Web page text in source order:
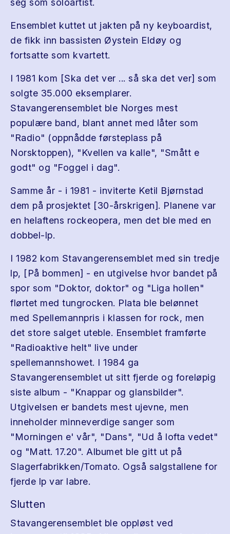
seg som soloartist.
Ensemblet kuttet ut jakten på ny keyboardist,
de fikk inn bassisten Øystein Eldøy og
fortsatte som kvartett.
I 1981 kom [Ska det ver ... så ska det ver] som
solgte 35.000 eksemplarer.
Stavangerensemblet ble Norges mest
populære band, blant annet med låter som
"Radio" (oppnådde førsteplass på
Norsktoppen), "Kvellen va kalle", "Smått e
godt" og "Foggel i dag".
Samme år - i 1981 - inviterte Ketil Bjørnstad
dem på prosjektet [30-årskrigen]. Planene var
en helaftens rockeopera, men det ble med en
dobbel-lp.
I 1982 kom Stavangerensemblet med sin tredje
lp, [På bommen] - en utgivelse hvor bandet på
spor som "Doktor, doktor" og "Liga hollen"
flørtet med tungrocken. Plata ble belønnet
med Spellemannpris i klassen for rock, men
det store salget uteble. Ensemblet framførte
"Radioaktive helt" live under
spellemannshowet. I 1984 ga
Stavangerensemblet ut sitt fjerde og foreløpig
siste album - "Knappar og glansbilder".
Utgivelsen er bandets mest ujevne, men
inneholder minneverdige sanger som
"Morningen e' vår", "Dans", "Ud å lofta vedet"
og "Matt. 17.20". Albumet ble gitt ut på
Slagerfabrikken/Tomato. Også salgstallene for
fjerde lp var labre.
Slutten
Stavangerensemblet ble oppløst ved